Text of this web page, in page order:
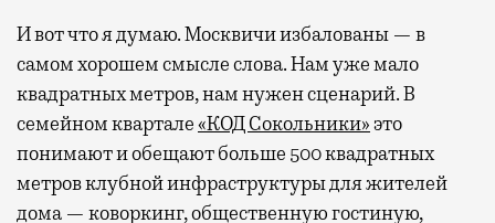
И вот что я думаю. Москвичи избалованы — в
самом хорошем смысле слова. Нам уже мало
квадратных метров, нам нужен сценарий. В
семейном квартале«КОД Сокольники»это
понимают и обещают больше 500 квадратных
метров клубной инфраструктуры для жителей
дома — коворкинг, общественную гостиную,